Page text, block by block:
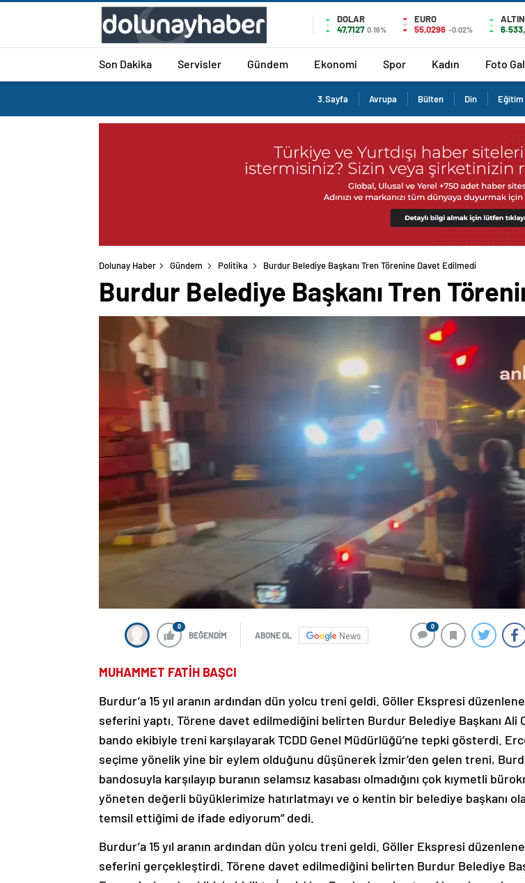
DOLAR
47,7127 0.16%
EURO
55,0296 -0.02%
ALTIN
Son Dakika Servisler Gündem Ekonomi Spor Kadın Foto
3.Sayfa Avrupa Bülten Din Eğitim
Dolunay Haber Gündem Politika Burdur Belediye Başkanı Tren Törenine Davet Edilmedi
Burdur Belediye Başkanı Tren
0
BEĞENDİM ABONE OL News
0
MUHAMMET FATİH BAŞCI
Burdur’a 15 yıl aranın ardından dün yolcu treni geldi. Göller Ekspresi
seferini yaptı. Törene davet edilmediğini belirten Burdur Belediye Başkanı Ali
bando ekibiyle treni karşılayarak TCDD Genel Müdürlüğü’ne tepki gösterdi.
seçime yönelik yine bir eylem olduğunu düşünerek İzmir’den gelen treni,
bandosuyla karşılayıp buranın selamsız kasabası olmadığını çok kıymetli
yöneten değerli büyüklerimize hatırlatmayı ve o kentin bir belediye başkanı
temsil ettiğimi de ifade ediyorum” dedi.
Burdur’a 15 yıl aranın ardından dün yolcu treni geldi. Göller Ekspresi
seferini gerçekleştirdi. Törene davet edilmediğini belirten Burdur Belediye